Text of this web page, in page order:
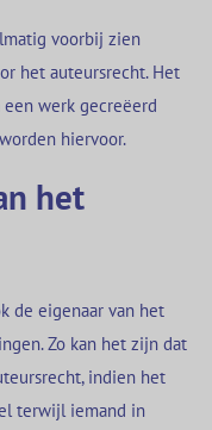
voorbij zien
het auteursrecht. Het
werk gecreëerd
hiervoor.
het
de eigenaar van het
Zo kan het zijn dat
indien het
terwijl iemand in